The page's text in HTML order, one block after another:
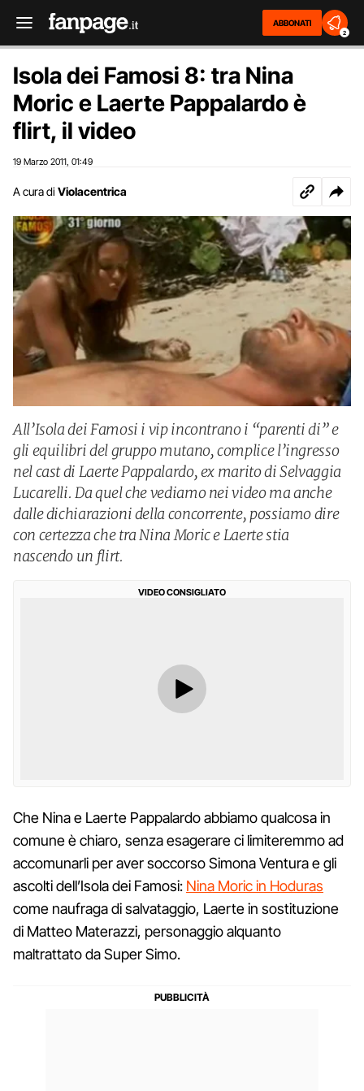
ABBONATI
2
Isola dei Famosi 8: tra Nina
Moric e Laerte Pappalardo è
flirt, il video
19 Marzo 2011 01:49
A cura di Violacentrica
All’Isola dei Famosi i vip incontrano i “parenti di” e
gli equilibri del gruppo mutano, complice l’ingresso
nel cast di Laerte Pappalardo, ex marito di Selvaggia
Lucarelli. Da quel che vediamo nei video ma anche
dalle dichiarazioni della concorrente, possiamo dire
con certezza che tra Nina Moric e Laerte stia
nascendo un flirt.
VIDEO CONSIGLIATO
Che Nina e Laerte Pappalardo abbiamo qualcosa in
comune è chiaro, senza esagerare ci limiteremmo ad
accomunarli per aver soccorso Simona Ventura e gli
ascolti dell’Isola dei Famosi: Nina Moric in Hoduras
come naufraga di salvataggio, Laerte in sostituzione
di Matteo Materazzi, personaggio alquanto
maltrattato da Super Simo.